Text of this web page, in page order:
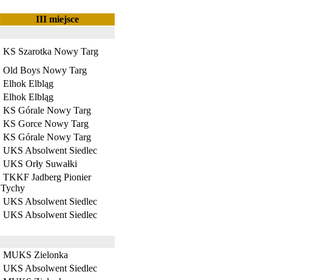
III miejsce
KS Szarotka Nowy Targ
Old Boys Nowy Targ
Elhok Elbląg
Elhok Elbląg
KS Górale Nowy Targ
KS Gorce Nowy Targ
KS Górale Nowy Targ
UKS Absolwent Siedlec
UKS Orły Suwałki
TKKF Jadberg Pionier
Tychy
UKS Absolwent Siedlec
UKS Absolwent Siedlec
MUKS Zielonka
UKS Absolwent Siedlec